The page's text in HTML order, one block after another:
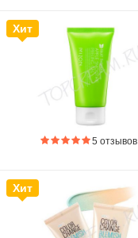
5 отзывов
Хит
Хит